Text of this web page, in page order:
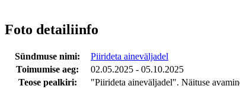
Foto detailiinfo
Sündmuse nimi:
Piirideta aineväljadel
Toimumise aeg:
02.05.2025 - 05.10.2025
Teose pealkiri:
"Piirideta aineväljadel". Näituse